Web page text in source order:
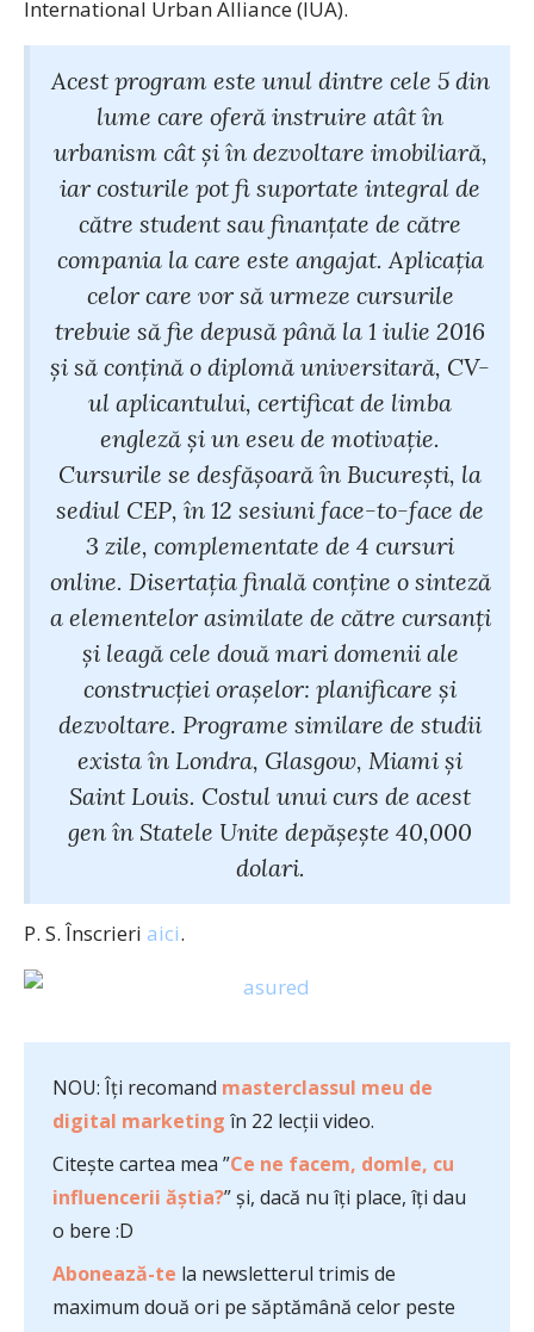
International Urban Alliance (IUA).
Acest program este unul dintre cele 5 din
lume care oferă instruire atât în
urbanism cât și în dezvoltare imobiliară,
iar costurile pot fi suportate integral de
către student sau finanțate de către
compania la care este angajat. Aplicația
celor care vor să urmeze cursurile
trebuie să fie depusă până la 1 iulie 2016
și să conțină o diplomă universitară, CV-
ul aplicantului, certificat de limba
engleză și un eseu de motivație.
Cursurile se desfășoară în București, la
sediul CEP, în 12 sesiuni face-to-face de
3 zile, complementate de 4 cursuri
online. Disertația finală conține o sinteză
a elementelor asimilate de către cursanți
și leagă cele două mari domenii ale
construcției orașelor: planificare și
dezvoltare. Programe similare de studii
exista în Londra, Glasgow, Miami și
Saint Louis. Costul unui curs de acest
gen în Statele Unite depășește 40,000
dolari.
P. S. Înscrieri aici.
NOU: Îți recomand masterclassul meu de
digital marketing în 22 lecții video.
Citește cartea mea ”Ce ne facem, domle, cu
influencerii ăștia?” și, dacă nu îți place, îți dau
o bere :D
Abonează-te la newsletterul trimis de
maximum două ori pe săptămână celor peste